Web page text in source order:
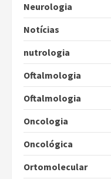
Neurologia
Notícias
nutrologia
Oftalmologia
Oftalmologia
Oncologia
Oncológica
Ortomolecular